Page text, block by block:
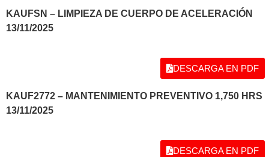
KAUFSN – LIMPIEZA DE CUERPO DE ACELERACIÓN
13/11/2025
DESCARGA EN PDF
KAUF2772 – MANTENIMIENTO PREVENTIVO 1,750 HRS
13/11/2025
DESCARGA EN PDF